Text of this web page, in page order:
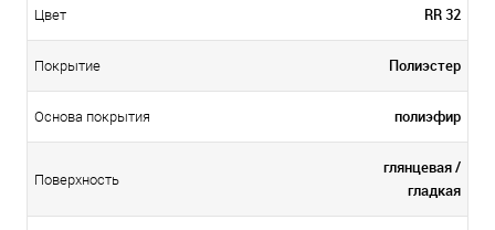
Цвет RR 32
Покрытие Полиэстер
Основа покрытия полиэфир
Поверхность
глянцевая /
гладкая